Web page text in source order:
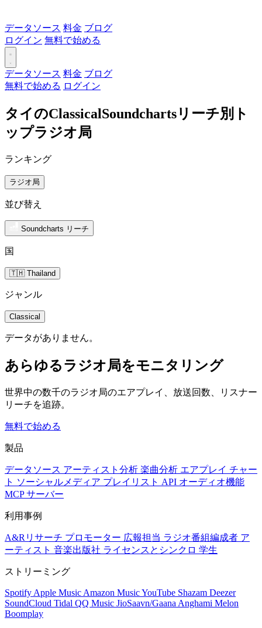
データソース 料金 ブログ
ログイン 無料で始める
データソース 料金 ブログ
無料で始める ログイン
タイのClassicalSoundchartsリーチ別ト
ップラジオ局
ランキング
ラジオ局
並び替え
Soundcharts リーチ
国
🇹🇭 Thailand
ジャンル
Classical
データがありません。
あらゆるラジオ局をモニタリング
世界中の数千のラジオ局のエアプレイ、放送回数、リスナー
リーチを追跡。
無料で始める
製品
データソース アーティスト分析 楽曲分析 エアプレイ チャー
ト ソーシャルメディア プレイリスト API オーディオ機能
MCP サーバー
利用事例
A&Rリサーチ プロモーター 広報担当 ラジオ番組編成者 ア
ーティスト 音楽出版社 ライセンスとシンクロ 学生
ストリーミング
Spotify Apple Music Amazon MusicYouTube Shazam Deezer
SoundCloud Tidal QQ Music JioSaavn/Gaana Anghami Melon
Boomplay